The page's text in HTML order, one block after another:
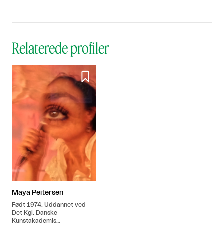
Relaterede profiler

Maya Peitersen
Født 1974. Uddannet ved
Det Kgl. Danske
Kunstakademis